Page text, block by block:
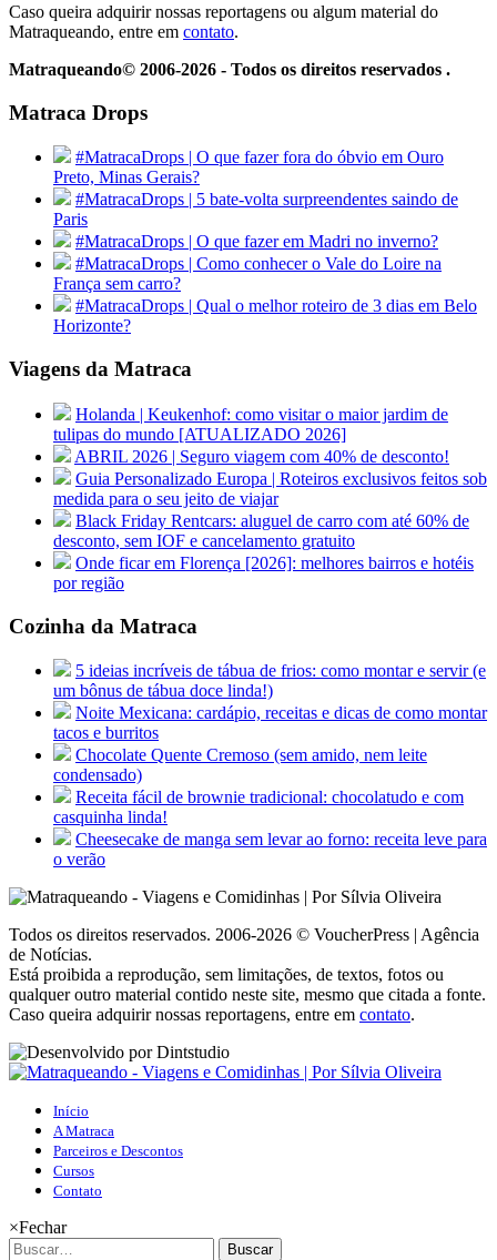
Caso queira adquirir nossas reportagens ou algum material do
Matraqueando, entre em contato.
Matraqueando© 2006-2026 - Todos os direitos reservados .
Matraca Drops
#MatracaDrops | O que fazer fora do óbvio em Ouro
Preto, Minas Gerais?
#MatracaDrops | 5 bate-volta surpreendentes saindo de
Paris
#MatracaDrops | O que fazer em Madri no inverno?
#MatracaDrops | Como conhecer o Vale do Loire na
França sem carro?
#MatracaDrops | Qual o melhor roteiro de 3 dias em Belo
Horizonte?
Viagens da Matraca
Holanda | Keukenhof: como visitar o maior jardim de
tulipas do mundo [ATUALIZADO 2026]
ABRIL 2026 | Seguro viagem com 40% de desconto!
Guia Personalizado Europa | Roteiros exclusivos feitos sob
medida para o seu jeito de viajar
Black Friday Rentcars: aluguel de carro com até 60% de
desconto, sem IOF e cancelamento gratuito
Onde ficar em Florença [2026]: melhores bairros e hotéis
por região
Cozinha da Matraca
5 ideias incríveis de tábua de frios: como montar e servir (e
um bônus de tábua doce linda!)
Noite Mexicana: cardápio, receitas e dicas de como montar
tacos e burritos
Chocolate Quente Cremoso (sem amido, nem leite
condensado)
Receita fácil de brownie tradicional: chocolatudo e com
casquinha linda!
Cheesecake de manga sem levar ao forno: receita leve para
o verão
Todos os direitos reservados. 2006-2026 © VoucherPress | Agência
de Notícias.
Está proibida a reprodução, sem limitações, de textos, fotos ou
qualquer outro material contido neste site, mesmo que citada a fonte.
Caso queira adquirir nossas reportagens, entre em contato.
Início
A Matraca
Parceiros e Descontos
Cursos
Contato
×Fechar
Buscar